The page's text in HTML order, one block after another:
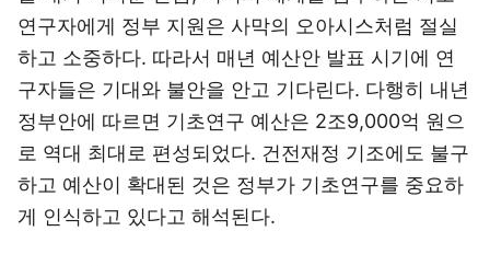
연구자에게 정부 지원은 사막의 오아시스처럼 절실
하고 소중하다. 따라서 매년 예산안 발표 시기에 연
구자들은 기대와 불안을 안고 기다린다. 다행히 내년
정부안에 따르면 기초연구 예산은 2조9,000억 원으
로 역대 최대로 편성되었다. 건전재정 기조에도 불구
하고 예산이 확대된 것은 정부가 기초연구를 중요하
게 인식하고 있다고 해석된다.